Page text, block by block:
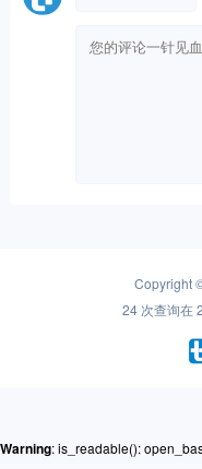
in/www/ssdwww/wwwroot/